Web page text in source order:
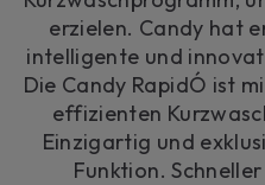
erzielen. Candy hat
intelligente und
Die Candy RapidÓ ist
effizienten
Einzigartig und
Funktion.